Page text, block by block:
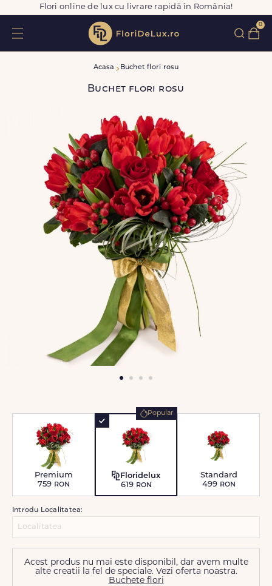
Flori online de lux cu livrare rapidă în România!
0
Acasa Buchet flori rosu
Buchet flori rosu
Premium
759 ron
Floridelux
619 ron
Popular
Standard
499 ron
Introdu Localitatea:
Acest produs nu mai este disponibil, dar avem multe
alte creatii la fel de speciale. Vezi oferta noastra.
Buchete flori